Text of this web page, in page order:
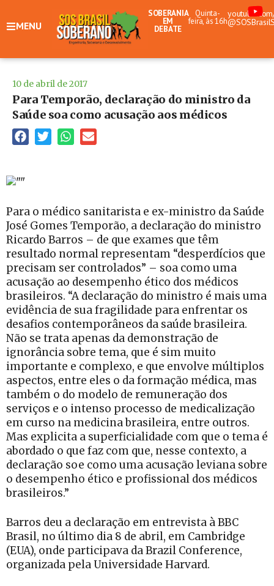
MENU
SOBERANIA
EM
DEBATE
Quinta-
feira, às 16h
10 de abril de 2017
Para Temporão, declaração do ministro da
Saúde soa como acusação aos médicos
Para o médico sanitarista e ex-ministro da Saúde
José Gomes Temporão, a declaração do ministro
Ricardo Barros – de que exames que têm
resultado normal representam “desperdícios que
precisam ser controlados” – soa como uma
acusação ao desempenho ético dos médicos
brasileiros. “A declaração do ministro é mais uma
evidência de sua fragilidade para enfrentar os
desafios contemporâneos da saúde brasileira.
Não se trata apenas da demonstração de
ignorância sobre tema, que é sim muito
importante e complexo, e que envolve múltiplos
aspectos, entre eles o da formação médica, mas
também o do modelo de remuneração dos
serviços e o intenso processo de medicalização
em curso na medicina brasileira, entre outros.
Mas explicita a superficialidade com que o tema é
abordado o que faz com que, nesse contexto, a
declaração soe como uma acusação leviana sobre
o desempenho ético e profissional dos médicos
brasileiros.”
Barros deu a declaração em entrevista à BBC
Brasil, no último dia 8 de abril, em Cambridge
(EUA), onde participava da Brazil Conference,
organizada pela Universidade Harvard.